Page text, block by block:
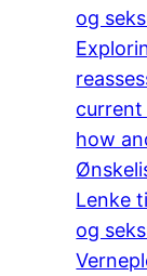
og
how
Lenke
og